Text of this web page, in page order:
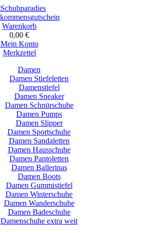
Warenkorb
0,00 €
Mein Konto
Merkzettel
Damen
Damen Stiefeletten
Damenstiefel
Damen Sneaker
Damen Schnürschuhe
Damen Pumps
Damen Slipper
Damen Sportschuhe
Damen Sandaletten
Damen Hausschuhe
Damen Pantoletten
Damen Ballerinas
Damen Boots
Damen Gummistiefel
Damen Winterschuhe
Damen Wanderschuhe
Damen Badeschuhe
Damenschuhe extra weit